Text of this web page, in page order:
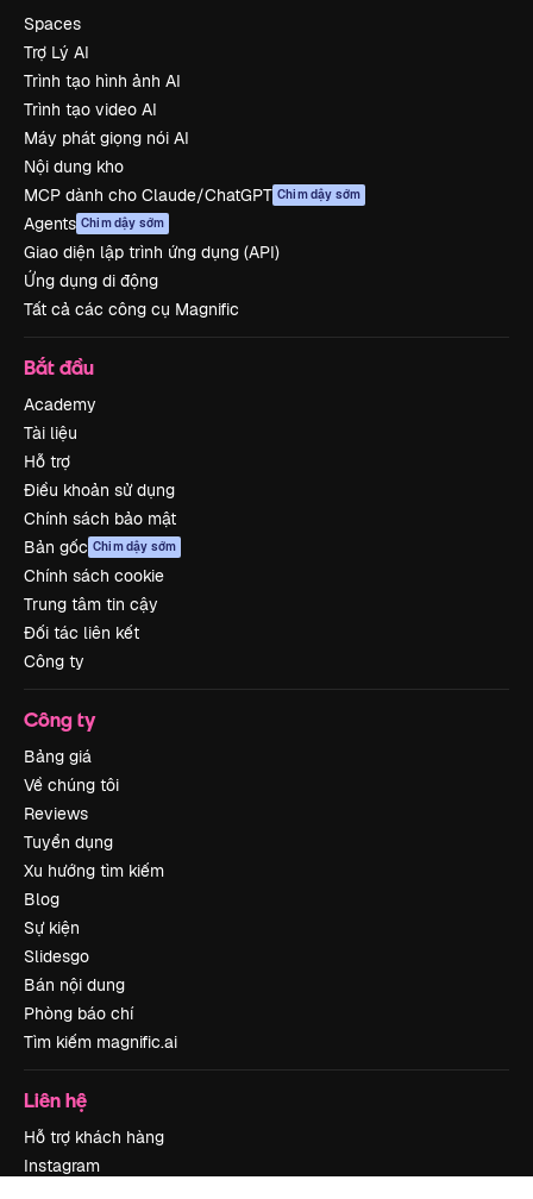
Spaces
Trợ Lý AI
Trình tạo hình ảnh AI
Trình tạo video AI
Máy phát giọng nói AI
Nội dung kho
MCP dành cho Claude/ChatGPT Chim dậy sớm
Agents Chim dậy sớm
Giao diện lập trình ứng dụng (API)
Ứng dụng di động
Tất cả các công cụ Magnific
Bắt đầu
Academy
Tài liệu
Hỗ trợ
Điều khoản sử dụng
Chính sách bảo mật
Bản gốc Chim dậy sớm
Chính sách cookie
Trung tâm tin cậy
Đối tác liên kết
Công ty
Công ty
Bảng giá
Về chúng tôi
Reviews
Tuyển dụng
Xu hướng tìm kiếm
Blog
Sự kiện
Slidesgo
Bán nội dung
Phòng báo chí
Tìm kiếm magnific.ai
Liên hệ
Hỗ trợ khách hàng
Instagram